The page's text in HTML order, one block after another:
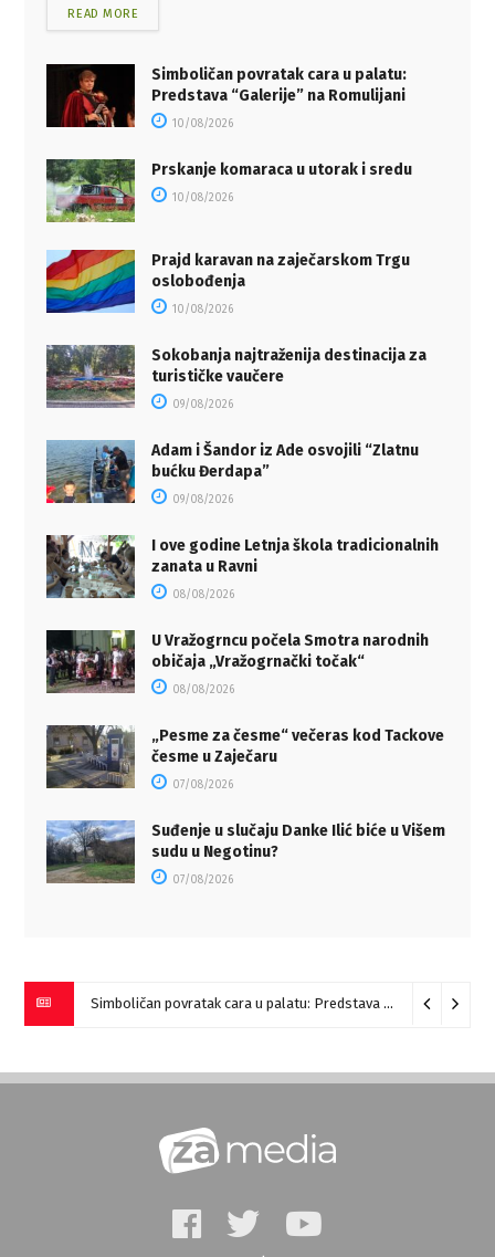
READ MORE
Simboličan povratak cara u palatu:
Predstava “Galerije” na Romulijani
10/08/2026
Prskanje komaraca u utorak i sredu
10/08/2026
Prajd karavan na zaječarskom Trgu
oslobođenja
10/08/2026
Sokobanja najtraženija destinacija za
turističke vaučere
09/08/2026
Adam i Šandor iz Ade osvojili “Zlatnu
bućku Đerdapa”
09/08/2026
I ove godine Letnja škola tradicionalnih
zanata u Ravni
08/08/2026
U Vražogrncu počela Smotra narodnih
običaja „Vražogrnački točak“
08/08/2026
„Pesme za česme“ večeras kod Tackove
česme u Zaječaru
07/08/2026
Suđenje u slučaju Danke Ilić biće u Višem
sudu u Negotinu?
07/08/2026
Simboličan povratak cara u palatu: Predstava “Galerije” na Romulijani